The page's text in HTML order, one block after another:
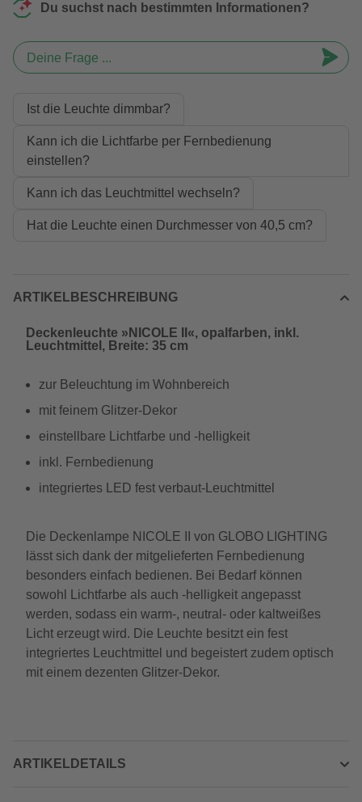
Du suchst nach bestimmten Informationen?
Deine Frage ...
Ist die Leuchte dimmbar?
Kann ich die Lichtfarbe per Fernbedienung
einstellen?
Kann ich das Leuchtmittel wechseln?
Hat die Leuchte einen Durchmesser von 40,5 cm?
ARTIKELBESCHREIBUNG
Deckenleuchte »NICOLE II«, opalfarben, inkl.
Leuchtmittel, Breite: 35 cm
zur Beleuchtung im Wohnbereich
mit feinem Glitzer-Dekor
einstellbare Lichtfarbe und -helligkeit
inkl. Fernbedienung
integriertes LED fest verbaut-Leuchtmittel
Die Deckenlampe NICOLE II von GLOBO LIGHTING
lässt sich dank der mitgelieferten Fernbedienung
besonders einfach bedienen. Bei Bedarf können
sowohl Lichtfarbe als auch -helligkeit angepasst
werden, sodass ein warm-, neutral- oder kaltweißes
Licht erzeugt wird. Die Leuchte besitzt ein fest
integriertes Leuchtmittel und begeistert zudem optisch
mit einem dezenten Glitzer-Dekor.
ARTIKELDETAILS